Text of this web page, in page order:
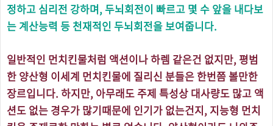
정하고 심리전 강하며, 두뇌회전이 빠르고 몇 수 앞을 내다보
는 계산능력 등 천재적인 두뇌회전을 보여줍니다.
일반적인 먼치킨물처럼 액션이나 하렘 같은건 없지만, 평범
한 양산형 이세계 먼치킨물에 질리신 분들은 한번쯤 볼만한
장르입니다. 하지만, 아무래도 주제 특성상 대사량도 많고 액
션도 없는 경우가 많기때문에 인기가 없는건지, 지능형 먼치